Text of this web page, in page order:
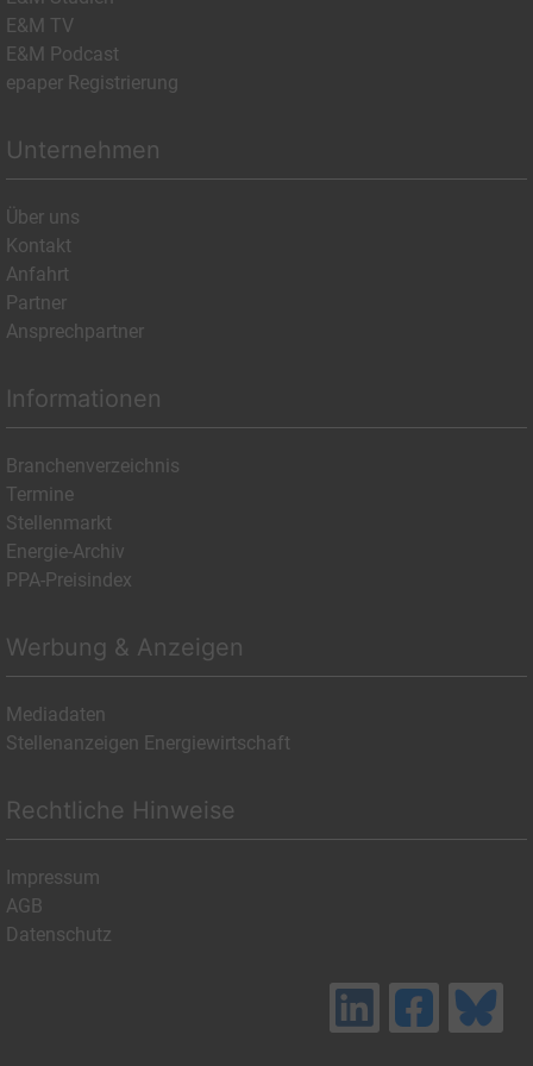
E&M TV
E&M Podcast
epaper Registrierung
Unternehmen
Über uns
Kontakt
Anfahrt
Partner
Ansprechpartner
Informationen
Branchenverzeichnis
Termine
Stellenmarkt
Energie-Archiv
PPA-Preisindex
Werbung & Anzeigen
Mediadaten
Stellenanzeigen Energiewirtschaft
Rechtliche Hinweise
Impressum
AGB
Datenschutz